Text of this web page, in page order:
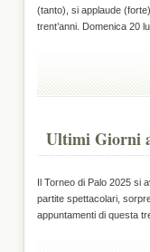
(tanto), si applaude
trent’anni. Domenica 20
Ultimi Giorni
Il Torneo di Palo 2025 si
partite spettacolari,
appuntamenti di questa